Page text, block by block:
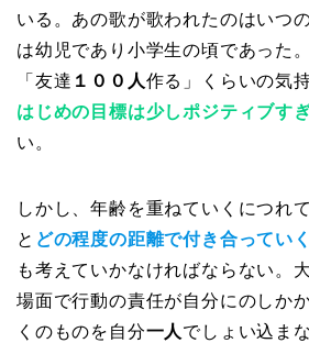
いる。あの歌が歌われたのはいつ
は幼児であり小学生の頃であった
「友達 １００人作る」くらいの気
はじめの目標は少しポジティブす
い。
しかし、年齢を重ねていくにつれ
と どの程度の距離で付き合ってい
も考えていかなければならない。
場面で行動の責任が自分にのしか
くのものを自分一人 でしょい込ま